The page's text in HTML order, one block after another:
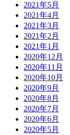
2021年5月
2021年4月
2021年3月
2021年2月
2021年1月
2020年12月
2020年11月
2020年10月
2020年9月
2020年8月
2020年7月
2020年6月
2020年5月